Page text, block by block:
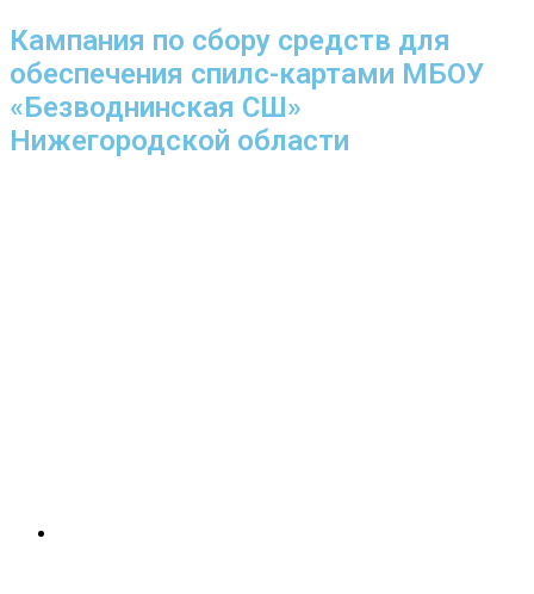
Кампания по сбору средств для
обеспечения спилс-картами МБОУ
«Безводнинская СШ»
Нижегородской области